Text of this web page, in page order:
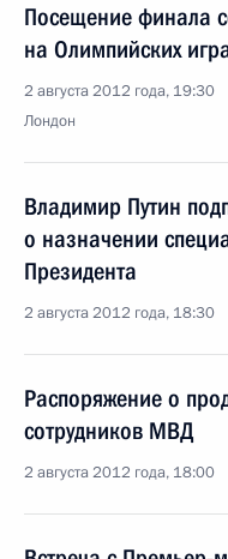
Посещение финала
на Олимпийских
2 августа 2012 года, 19:30
Лондон
Владимир Путин
о назначении
Президента
2 августа 2012 года, 18:30
Распоряжение о
сотрудников МВД
2 августа 2012 года, 18:00